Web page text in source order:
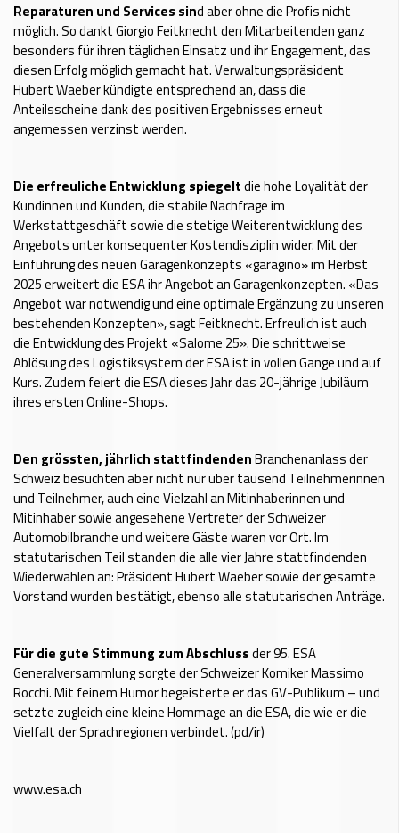
Reparaturen und Services sind aber ohne die Profis nicht
möglich. So dankt Giorgio Feitknecht den Mitarbeitenden ganz
besonders für ihren täglichen Einsatz und ihr Engagement, das
diesen Erfolg möglich gemacht hat. Verwaltungspräsident
Hubert Waeber kündigte entsprechend an, dass die
Anteilsscheine dank des positiven Ergebnisses erneut
angemessen verzinst werden.
Die erfreuliche Entwicklung spiegeltdie hohe Loyalität der
Kundinnen und Kunden, die stabile Nachfrage im
Werkstattgeschäft sowie die stetige Weiterentwicklung des
Angebots unter konsequenter Kostendisziplin wider. Mit der
Einführung des neuen Garagenkonzepts «garagino» im Herbst
2025 erweitert die ESA ihr Angebot an Garagenkonzepten. «Das
Angebot war notwendig und eine optimale Ergänzung zu unseren
bestehenden Konzepten», sagt Feitknecht. Erfreulich ist auch
die Entwicklung des Projekt «Salome 25». Die schrittweise
Ablösung des Logistiksystem der ESA ist in vollen Gange und auf
Kurs. Zudem feiert die ESA dieses Jahr das 20-jährige Jubiläum
ihres ersten Online-Shops.
Den grössten, jährlich stattfindendenBranchenanlass der
Schweiz besuchten aber nicht nur über tausend Teilnehmerinnen
und Teilnehmer, auch eine Vielzahl an Mitinhaberinnen und
Mitinhaber sowie angesehene Vertreter der Schweizer
Automobilbranche und weitere Gäste waren vor Ort. Im
statutarischen Teil standen die alle vier Jahre stattfindenden
Wiederwahlen an: Präsident Hubert Waeber sowie der gesamte
Vorstand wurden bestätigt, ebenso alle statutarischen Anträge.
Für die gute Stimmung zum Abschlussder 95. ESA
Generalversammlung sorgte der Schweizer Komiker Massimo
Rocchi. Mit feinem Humor begeisterte er das GV-Publikum – und
setzte zugleich eine kleine Hommage an die ESA, die wie er die
Vielfalt der Sprachregionen verbindet. (pd/ir)
www.esa.ch